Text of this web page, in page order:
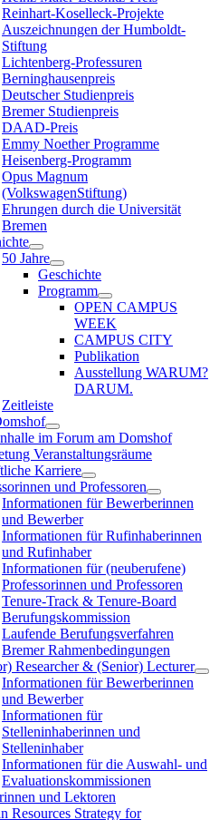
Reinhart-Koselleck-Projekte
Auszeichnungen der Humboldt-
Stiftung
Lichtenberg-Professuren
Berninghausenpreis
Deutscher Studienpreis
Bremer Studienpreis
DAAD-Preis
Emmy Noether Programme
Heisenberg-Programm
Opus Magnum
(VolkswagenStiftung)
Ehrungen durch die Universität
Bremen
50 Jahre
Geschichte
Programm
OPEN CAMPUS
WEEK
CAMPUS CITY
Publikation
Ausstellung WARUM?
DARUM.
Zeitleiste
im Forum am Domshof
Veranstaltungsräume
Karriere
und Professoren
Informationen für Bewerberinnen
und Bewerber
Informationen für Rufinhaberinnen
und Rufinhaber
Informationen für (neuberufene)
Professorinnen und Professoren
Tenure-Track & Tenure-Board
Berufungskommission
Laufende Berufungsverfahren
Bremer Rahmenbedingungen
Researcher & (Senior) Lecturer
Informationen für Bewerberinnen
und Bewerber
Informationen für
Stelleninhaberinnen und
Stelleninhaber
Informationen für die Auswahl- und
Evaluationskommissionen
und Lektoren
Resources Strategy for